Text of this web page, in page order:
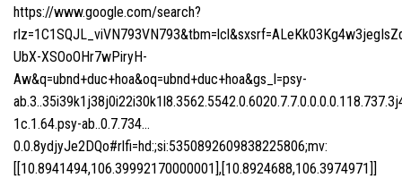
https://www.google.com/search?
UbX-XSOoOHr7wPiryH-
Aw&q=ubnd+duc+hoa&oq=ubnd+duc+hoa&gs_l=psy-
1c.1.64.psy-ab..0.7.734…
0.0.8ydjyJe2DQo#rlfi=hd:;si:5350892609838225806;mv:
[[10.8941494,106.39992170000001],[10.8924688,106.3974971]]